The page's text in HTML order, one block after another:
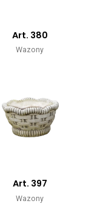
Art. 380
Wazony
Art. 397
Wazony